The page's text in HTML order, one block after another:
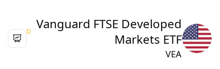
Vanguard FTSE Developed
Markets ETF
D
VEA